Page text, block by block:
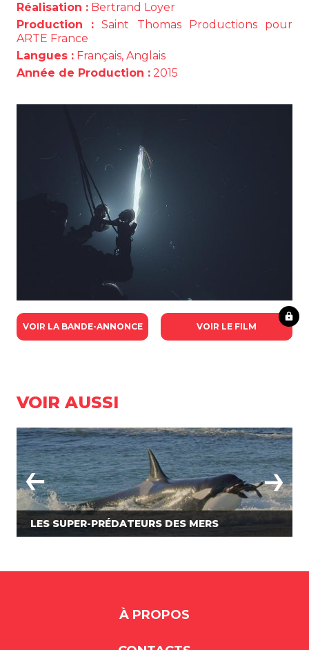
Réalisation : Bertrand Loyer
Production : Saint Thomas Productions pour
ARTE France
Langues : Français, Anglais
Année de Production : 2015
VOIR LA BANDE-ANNONCE VOIR LE FILM
VOIR AUSSI
LES SUPER-PRÉDATEURS DES MERS
À PROPOS